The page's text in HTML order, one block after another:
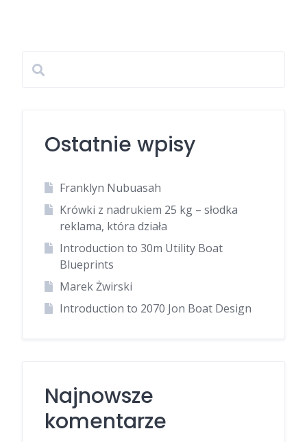
Ostatnie wpisy
Franklyn Nubuasah
Krówki z nadrukiem 25 kg – słodka
reklama, która działa
Introduction to 30m Utility Boat
Blueprints
Marek Żwirski
Introduction to 2070 Jon Boat Design
Najnowsze
komentarze